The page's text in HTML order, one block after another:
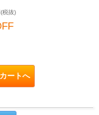
(税抜)
カートへ